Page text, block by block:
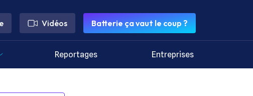
Vidéos Batterie ça vaut le coup ?
Reportages Entreprises